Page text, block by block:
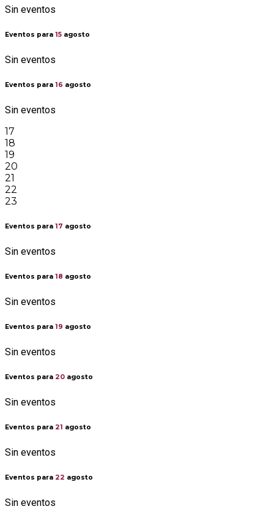
Sin eventos
Eventos para 15 agosto
Sin eventos
Eventos para 16 agosto
Sin eventos
17
18
19
20
21
22
23
Eventos para 17 agosto
Sin eventos
Eventos para 18 agosto
Sin eventos
Eventos para 19 agosto
Sin eventos
Eventos para 20 agosto
Sin eventos
Eventos para 21 agosto
Sin eventos
Eventos para 22 agosto
Sin eventos